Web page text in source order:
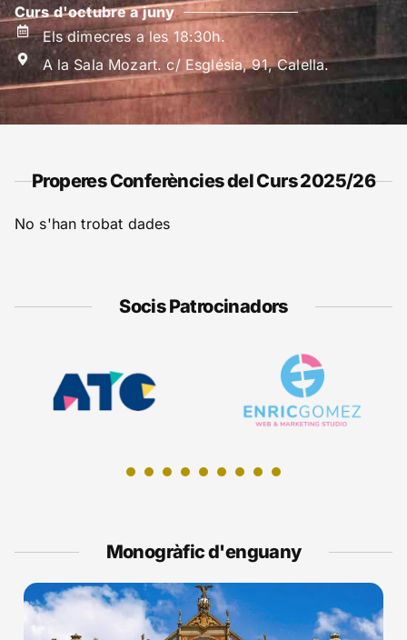
Curs d'octubre a juny
Els dimecres a les 18:30h.
A la Sala Mozart. c/ Església, 91, Calella.
Properes Conferències del Curs 2025/26
No s'han trobat dades
Socis Patrocinadors
1
Monogràfic d'enguany